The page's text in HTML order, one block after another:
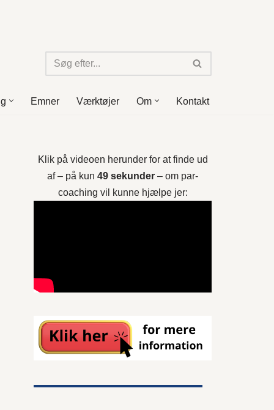
Emner Værktøjer Om Kontakt
Klik på videoen herunder for at finde ud
af – på kun 49 sekunder – om par-
coaching vil kunne hjælpe jer: